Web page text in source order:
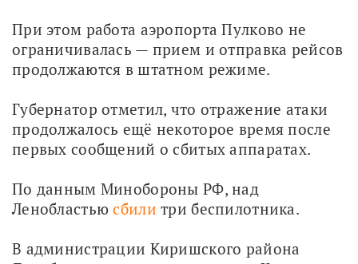
При этом работа аэропорта Пулково не
ограничивалась — прием и отправка рейсов
продолжаются в штатном режиме.
Губернатор отметил, что отражение атаки
продолжалось ещё некоторое время после
первых сообщений о сбитых аппаратах.
По данным Минобороны РФ, над
Ленобластью сбили три беспилотника.
В администрации Киришского района